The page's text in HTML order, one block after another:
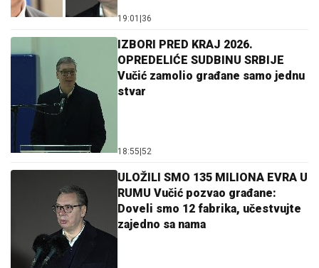
19:01 36
IZBORI PRED KRAJ 2026.
OPREDELIĆE SUDBINU SRBIJE
Vučić zamolio građane samo jednu
stvar
18:55 52
ULOŽILI SMO 135 MILIONA EVRA U
RUMU Vučić pozvao građane:
Doveli smo 12 fabrika, učestvujte
zajedno sa nama